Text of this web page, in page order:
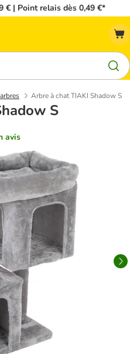
€ | Point relais dès 0,49 €*
Arbre à chat TIAKI Shadow S
S
avis